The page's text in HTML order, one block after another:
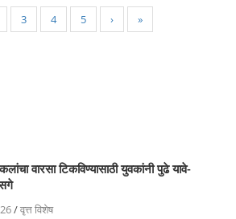
3 4 5 › »
वारसा टिकविण्यासाठी युवकांनी पुढे यावे-
/वृत्त विशेष